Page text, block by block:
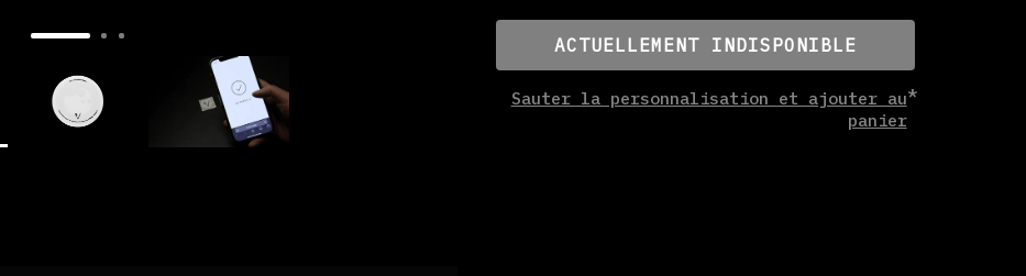
ACTUELLEMENT INDISPONIBLE
Sauter la personnalisation et ajouter au
panier